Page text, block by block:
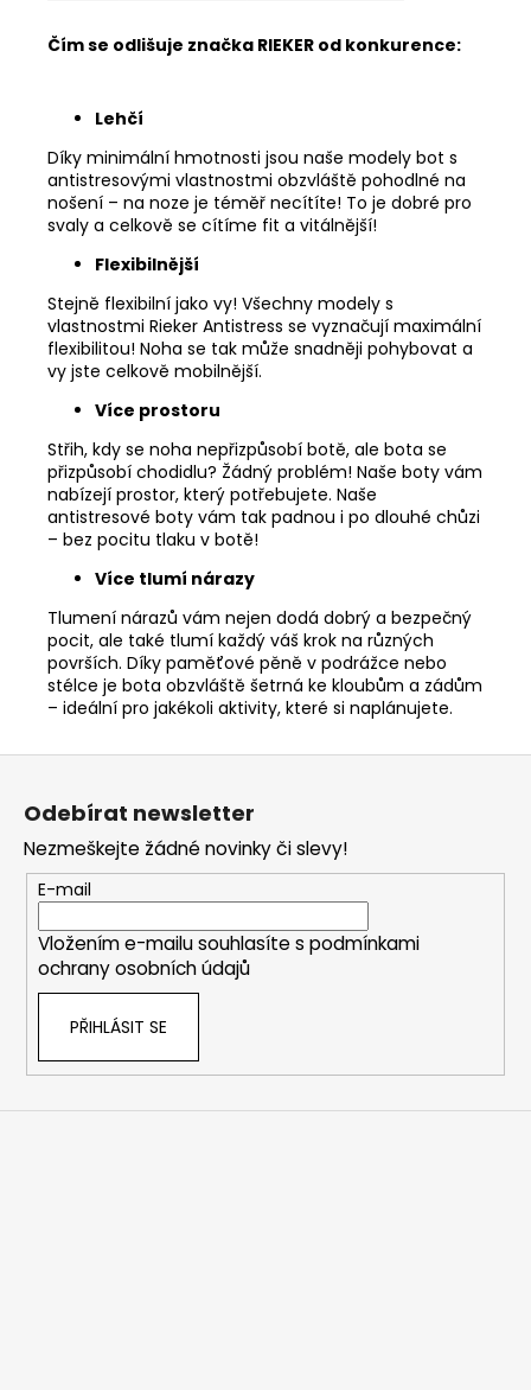
Čím se odlišuje značka RIEKER od konkurence:
Lehčí
Díky minimální hmotnosti jsou naše modely bot s
antistresovými vlastnostmi obzvláště pohodlné na
nošení – na noze je téměř necítíte! To je dobré pro
svaly a celkově se cítíme fit a vitálnější!
Flexibilnější
Stejně flexibilní jako vy! Všechny modely s
vlastnostmi Rieker Antistress se vyznačují maximální
flexibilitou! Noha se tak může snadněji pohybovat a
vy jste celkově mobilnější.
Více prostoru
Střih, kdy se noha nepřizpůsobí botě, ale bota se
přizpůsobí chodidlu? Žádný problém! Naše boty vám
nabízejí prostor, který potřebujete. Naše
antistresové boty vám tak padnou i po dlouhé chůzi
– bez pocitu tlaku v botě!
Více tlumí nárazy
Tlumení nárazů vám nejen dodá dobrý a bezpečný
pocit, ale také tlumí každý váš krok na různých
površích. Díky paměťové pěně v podrážce nebo
stélce je bota obzvláště šetrná ke kloubům a zádům
– ideální pro jakékoli aktivity, které si naplánujete.
Z
Odebírat newsletter
Nezmeškejte žádné novinky či slevy!
E-mail
Vložením e-mailu souhlasíte s podmínkami
ochrany osobních údajů
PŘIHLÁSIT SE